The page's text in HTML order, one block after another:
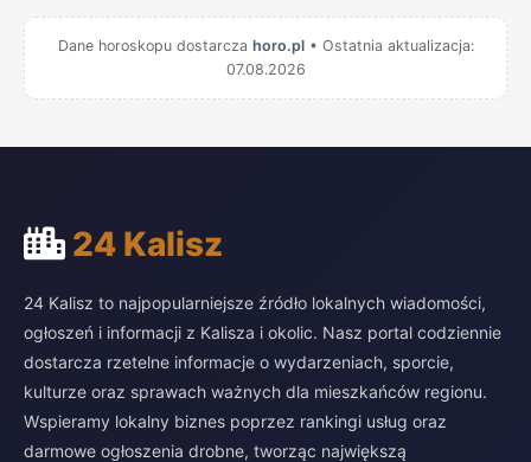
Dane horoskopu dostarcza horo.pl• Ostatnia aktualizacja:
07.08.2026
24 Kalisz
24 Kalisz to najpopularniejsze źródło lokalnych wiadomości,
ogłoszeń i informacji z Kalisza i okolic. Nasz portal codziennie
dostarcza rzetelne informacje o wydarzeniach, sporcie,
kulturze oraz sprawach ważnych dla mieszkańców regionu.
Wspieramy lokalny biznes poprzez rankingi usług oraz
darmowe ogłoszenia drobne, tworząc największą